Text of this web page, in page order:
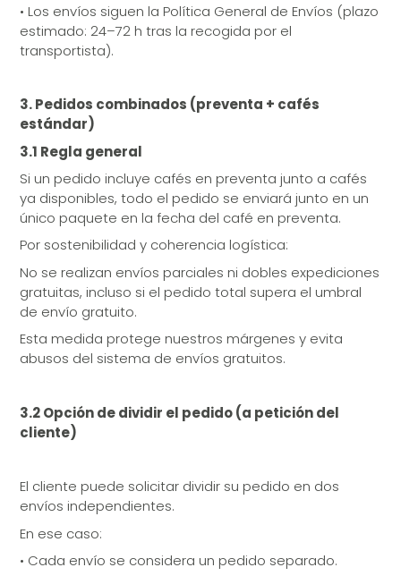
• Los envíos siguen la Política General de Envíos (plazo
estimado: 24–72 h tras la recogida por el
transportista).
3. Pedidos combinados (preventa + cafés
estándar)
3.1 Regla general
Si un pedido incluye cafés en preventa junto a cafés
ya disponibles, todo el pedido se enviará junto en un
único paquete en la fecha del café en preventa.
Por sostenibilidad y coherencia logística:
No se realizan envíos parciales ni dobles expediciones
gratuitas, incluso si el pedido total supera el umbral
de envío gratuito.
Esta medida protege nuestros márgenes y evita
abusos del sistema de envíos gratuitos.
3.2 Opción de dividir el pedido (a petición del
cliente)
El cliente puede solicitar dividir su pedido en dos
envíos independientes.
En ese caso:
• Cada envío se considera un pedido separado.